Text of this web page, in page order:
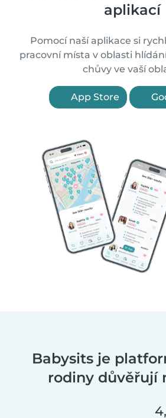
aplikací
Pomocí naší aplikace si
pracovní místa v oblasti
chůvy ve vaší
App Store
Babysits je
rodiny důvěřují